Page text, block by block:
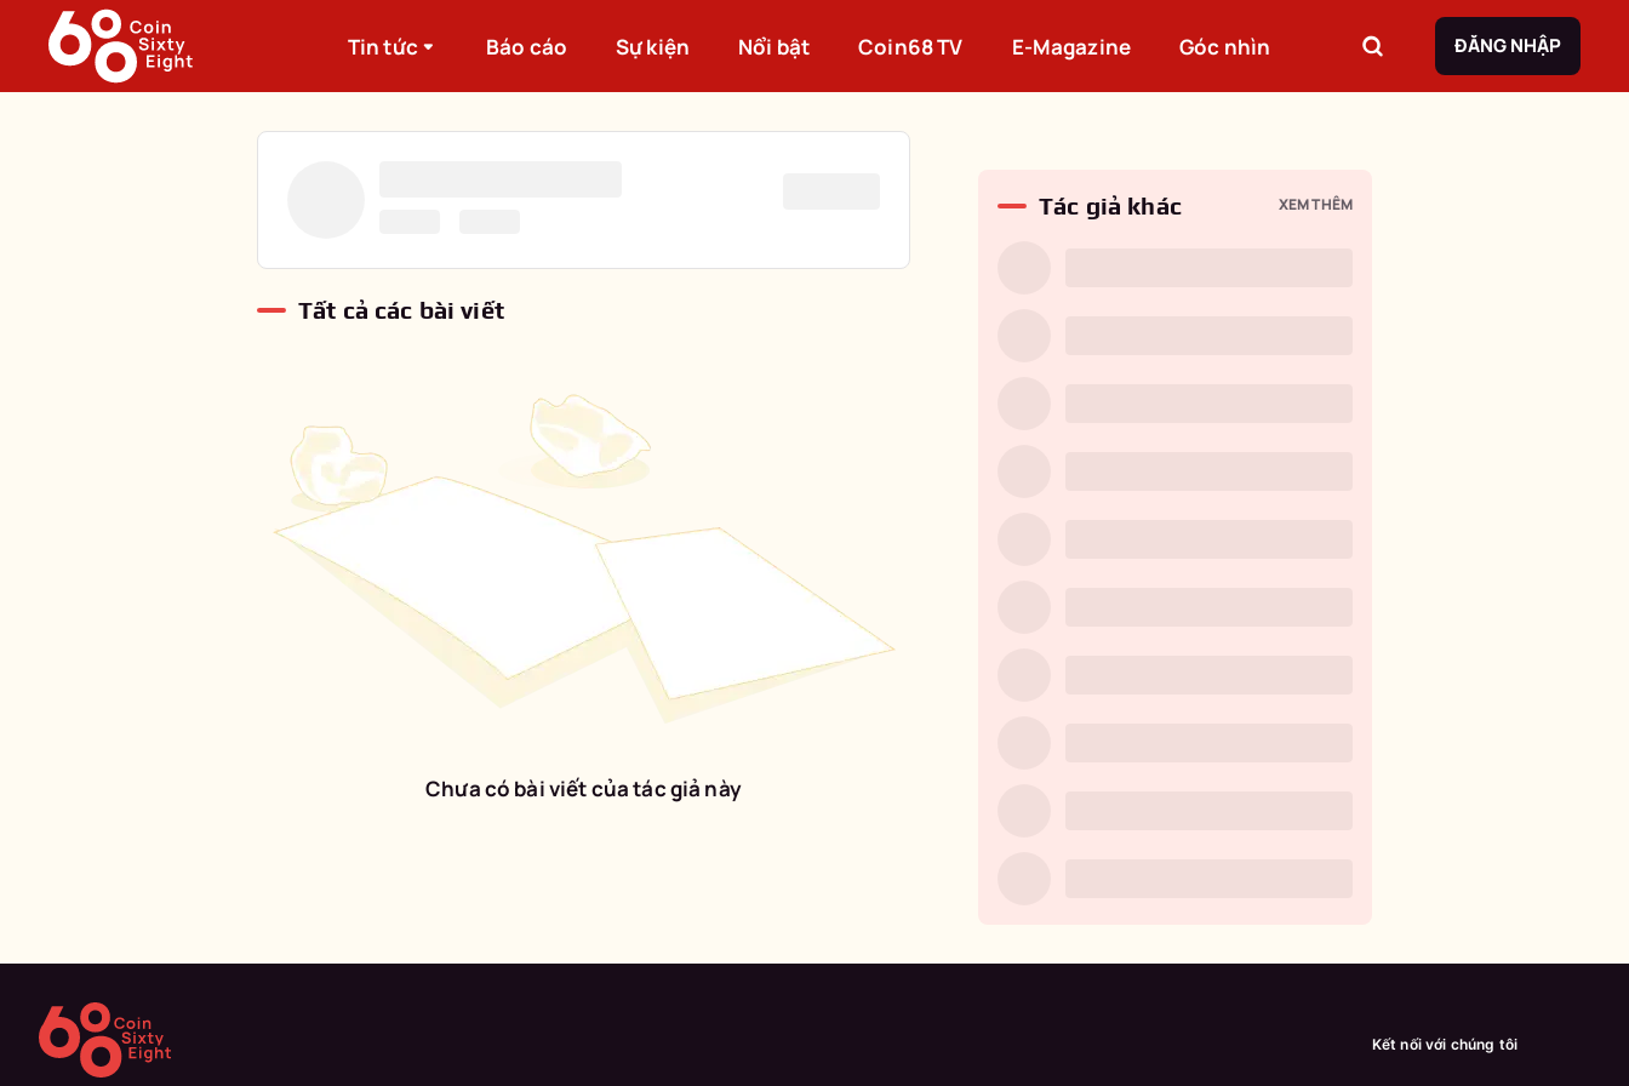
Tin tức Báo cáo Sự kiện Nổi bật Coin68 TV E-Magazine Góc nhìn ĐĂNG NHẬP
Tất cả các bài viết
Chưa có bài viết của tác giả này
Tác giả khác XEM THÊM
Kết nối với chúng tôi